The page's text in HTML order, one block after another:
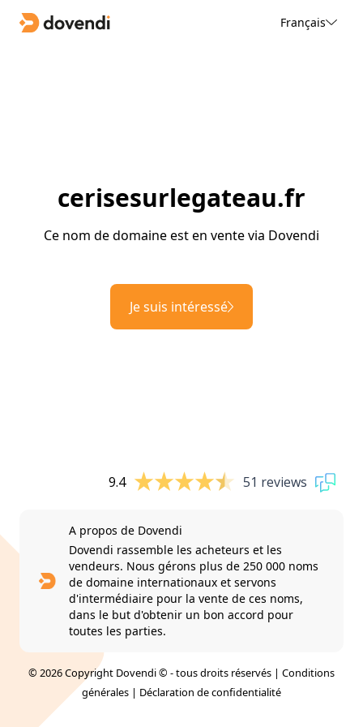
Français
cerisesurlegateau.fr
Ce nom de domaine est en vente via Dovendi
Je suis intéressé
9.4 51 reviews
A propos de Dovendi
Dovendi rassemble les acheteurs et les
vendeurs. Nous gérons plus de 250 000 noms
de domaine internationaux et servons
d'intermédiaire pour la vente de ces noms,
dans le but d'obtenir un bon accord pour
toutes les parties.
© 2026 Copyright Dovendi © - tous droits réservés | Conditions
générales | Déclaration de confidentialité